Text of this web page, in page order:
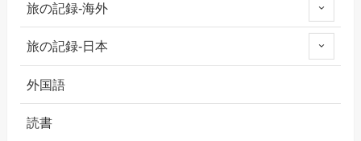
旅の記録-海外
旅の記録-日本
外国語
読書